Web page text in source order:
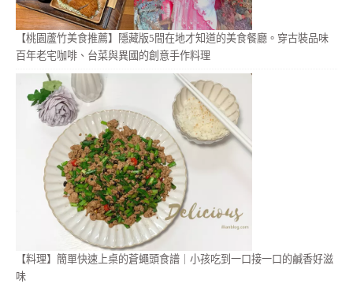
【桃園蘆竹美食推薦】隱藏版5間在地才知道的美食餐廳。穿古裝品味
百年老宅咖啡、台菜與異國的創意手作料理
【料理】簡單快速上桌的蒼蠅頭食譜｜小孩吃到一口接一口的鹹香好滋
味